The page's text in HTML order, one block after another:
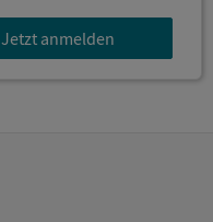
Jetzt anmelden